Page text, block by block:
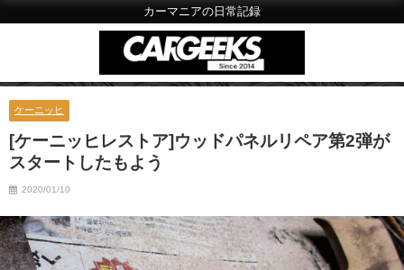
カーマニアの日常記録
ケーニッヒ
[ケーニッヒレストア]ウッドパネルリペア第2弾が
スタートしたもよう
2020/01/10